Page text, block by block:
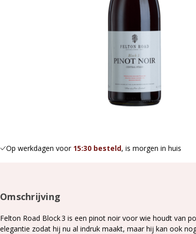
Op werkdagen voor 15:30 besteld, is morgen in huis
Omschrijving
Felton Road Block 3 is een pinot noir voor wie houdt van
elegantie zodat hij nu al indruk maakt, maar hij kan ook